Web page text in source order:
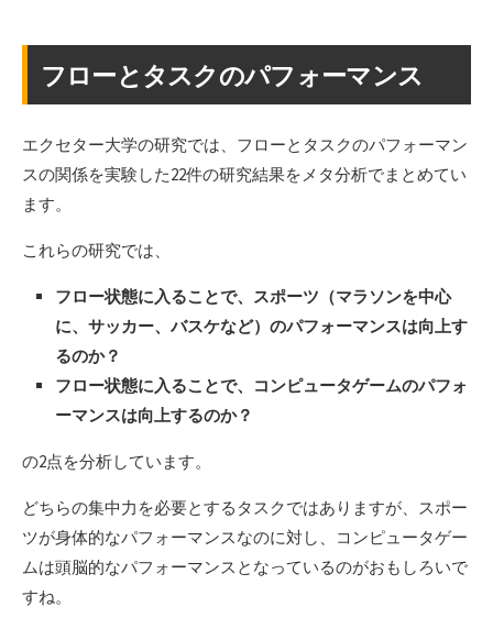
フローとタスクのパフォーマンス
エクセター大学の研究では、フローとタスクのパフォーマン
スの関係を実験した22件の研究結果をメタ分析でまとめてい
ます。
これらの研究では、
フロー状態に入ることで、スポーツ（マラソンを中心
に、サッカー、バスケなど）のパフォーマンスは向上す
るのか？
フロー状態に入ることで、コンピュータゲームのパフォ
ーマンスは向上するのか？
の2点を分析しています。
どちらの集中力を必要とするタスクではありますが、スポー
ツが身体的なパフォーマンスなのに対し、コンピュータゲー
ムは頭脳的なパフォーマンスとなっているのがおもしろいで
すね。